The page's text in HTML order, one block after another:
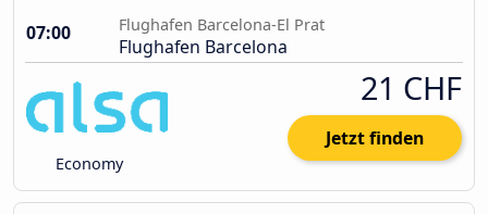
07:00
Flughafen Barcelona-El Prat
Flughafen Barcelona
Economy
21 CHF
Jetzt finden